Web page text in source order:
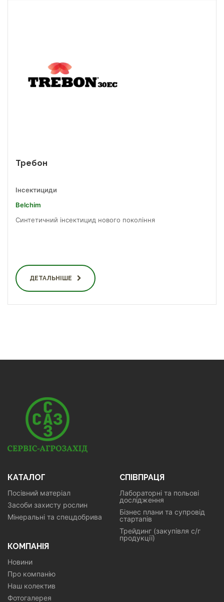
Требон
Інсектициди
Belchim
Синтетичний інсектицид нового покоління
ДЕТАЛЬНІШЕ
КАТАЛОГ
Посівний матеріал
Засоби захисту рослин
Мінеральні та спецдобрива
СПІВПРАЦЯ
Лабораторні та польові
дослідження
Бізнес плани та супровід
стартапів
Трейдинг (закупівля с/г
продукції)
КОМПАНІЯ
Новини
Про компанію
Наш колектив
Фотогалерея